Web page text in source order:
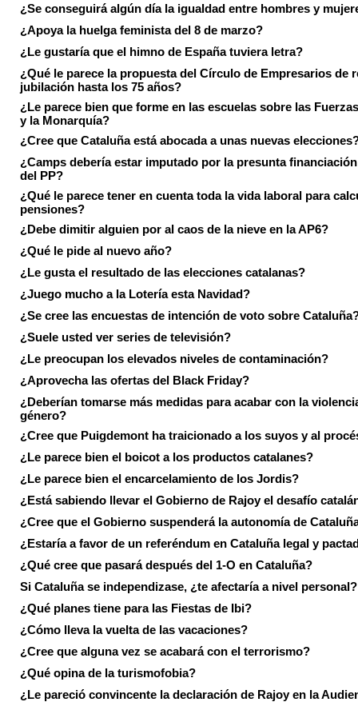
¿Se conseguirá algún día la igualdad entre hombres y
¿Apoya la huelga feminista del 8 de marzo?
¿Le gustaría que el himno de España tuviera letra?
¿Qué le parece la propuesta del Círculo de Empresarios de
jubilación hasta los 75 años?
¿Le parece bien que forme en las escuelas sobre las
y la Monarquía?
¿Cree que Cataluña está abocada a unas nuevas
¿Camps debería estar imputado por la presunta
del PP?
¿Qué le parece tener en cuenta toda la vida laboral para
pensiones?
¿Debe dimitir alguien por al caos de la nieve en la AP6?
¿Qué le pide al nuevo año?
¿Le gusta el resultado de las elecciones catalanas?
¿Juego mucho a la Lotería esta Navidad?
¿Se cree las encuestas de intención de voto sobre
¿Suele usted ver series de televisión?
¿Le preocupan los elevados niveles de contaminación?
¿Aprovecha las ofertas del Black Friday?
¿Deberían tomarse más medidas para acabar con la
género?
¿Cree que Puigdemont ha traicionado a los suyos y al
¿Le parece bien el boicot a los productos catalanes?
¿Le parece bien el encarcelamiento de los Jordis?
¿Está sabiendo llevar el Gobierno de Rajoy el desafío
¿Cree que el Gobierno suspenderá la autonomía de
¿Estaría a favor de un referéndum en Cataluña legal y
¿Qué cree que pasará después del 1-O en Cataluña?
Si Cataluña se independizase, ¿te afectaría a nivel personal?
¿Qué planes tiene para las Fiestas de Ibi?
¿Cómo lleva la vuelta de las vacaciones?
¿Cree que alguna vez se acabará con el terrorismo?
¿Qué opina de la turismofobia?
¿Le pareció convincente la declaración de Rajoy en la